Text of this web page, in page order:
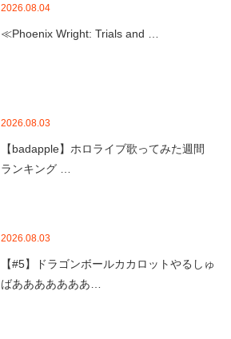
2026.08.04
≪Phoenix Wright: Trials and …
2026.08.03
【badapple】ホロライブ歌ってみた週間
ランキング …
2026.08.03
【#5】ドラゴンボールカカロットやるしゅ
ばあああああああ…